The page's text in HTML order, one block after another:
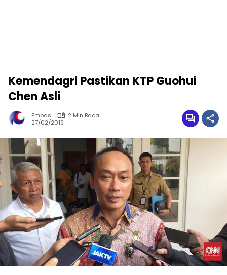
Kemendagri Pastikan KTP Guohui
Chen Asli
Embas
2 Min Baca
27/02/2019